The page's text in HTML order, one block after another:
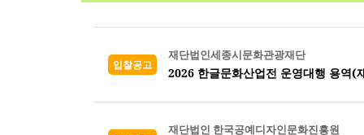
입찰공고
재단법인세종시문화관광재단
2026 한글문화산업전 운영대행 용역(
재단법인 한국공예디자인문화진흥원